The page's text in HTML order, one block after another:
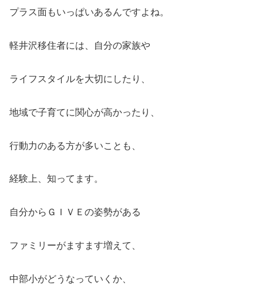
プラス面もいっぱいあるんですよね。
軽井沢移住者には、自分の家族や
ライフスタイルを大切にしたり、
地域で子育てに関心が高かったり、
行動力のある方が多いことも、
経験上、知ってます。
自分からＧＩＶＥの姿勢がある
ファミリーがますます増えて、
中部小がどうなっていくか、